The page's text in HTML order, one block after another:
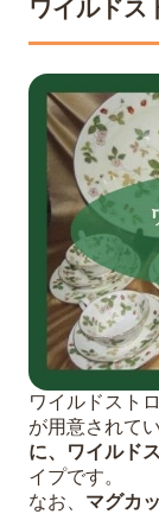
ワイルドス
ワイルドスト
が用意されてい
に、ワイルド
イプです。
なお、 マグカ